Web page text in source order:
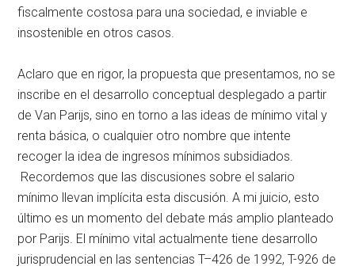
fiscalmente costosa para una sociedad, e inviable e
insostenible en otros casos.
Aclaro que en rigor, la propuesta que presentamos, no se
inscribe en el desarrollo conceptual desplegado a partir
de Van Parijs, sino en torno a las ideas de mínimo vital y
renta básica, o cualquier otro nombre que intente
recoger la idea de ingresos mínimos subsidiados.
Recordemos que las discusiones sobre el salario
mínimo llevan implícita esta discusión. A mi juicio, esto
último es un momento del debate más amplio planteado
por Parijs. El mínimo vital actualmente tiene desarrollo
jurisprudencial en las sentencias T–426 de 1992, T-926 de